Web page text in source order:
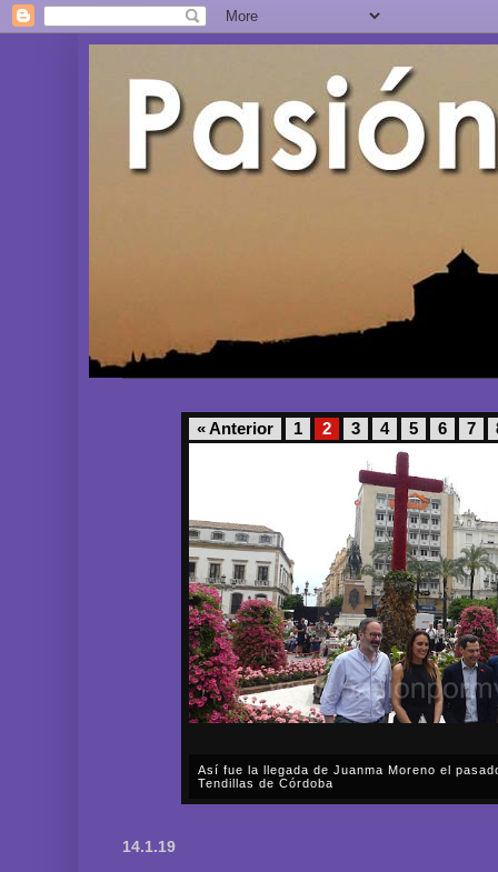
« Anterior 1 2 3 4 5 6 7
Así fue la llegada de Juanma Moreno el
Tendillas de Córdoba
14.1.19